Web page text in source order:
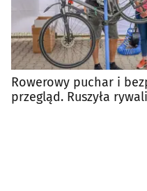
Rowerowy puchar i
przegląd. Ruszyła